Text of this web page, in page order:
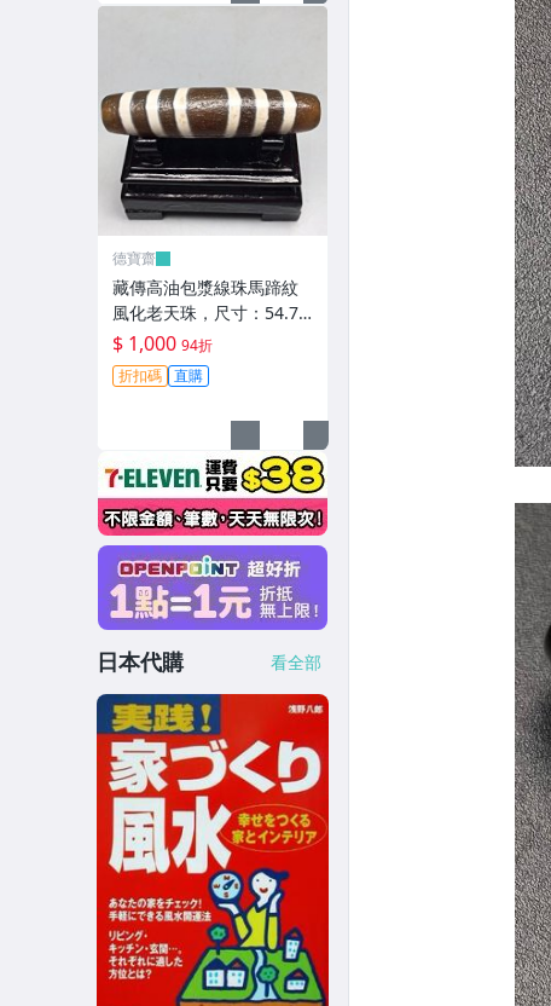
德寶齋
藏傳高油包漿線珠馬蹄紋
風化老天珠，尺寸：54.7×
13左右，材質：瑪瑙，玉
髓 天珠 瑪瑙 硃砂【德寶
齋】405
$ 1,000 94折
折扣碼 直購
日本代購 看全部